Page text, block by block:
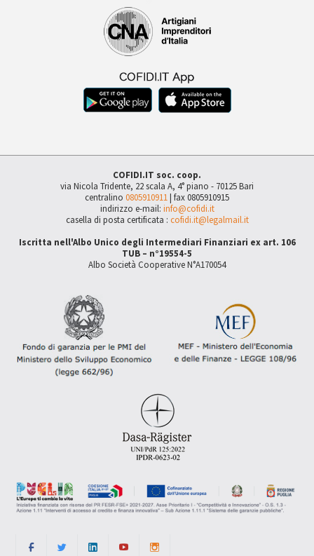
COFIDI.IT soc. coop.
via Nicola Tridente, 22 scala A, 4° piano - 70125 Bari
centralino 0805910911| fax 0805910915
indirizzo e-mail: info@cofidi.it
casella di posta certificata : cofidi.it@legalmail.it
Iscritta nell'Albo Unico degli Intermediari Finanziari ex art. 106
TUB – n°19554-5
Albo Società Cooperative N°A170054